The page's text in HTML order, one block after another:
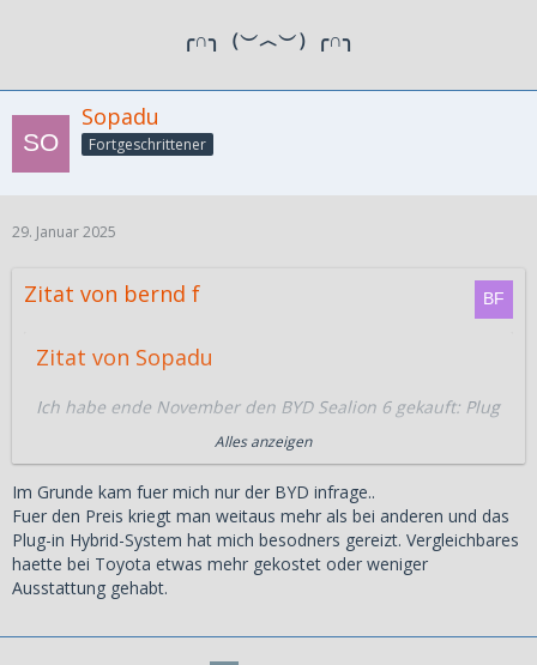
╭∩╮（︶︿︶）╭∩╮
Sopadu
Fortgeschrittener
29. Januar 2025
Zitat von bernd f
Zitat von Sopadu
Ich habe ende November den BYD Sealion 6 gekauft: Plug
in hybrid, dadurch coding exempted hier in
Bisher ein super Auto, was mich 1.5mio PHP gekostet hat.
mit den Wucher-Zinsen absurd finde. Ausserdem gab es
weder einen Rabatt noch sonstiges.
Kann das Auto sehr empfehlen, wie dino bereits schrieb:
das beste aus beiden Welten. In der Stadt sehr sparsam
Alles anzeigen
Im Grunde kam fuer mich nur der BYD infrage..
Fuer den Preis kriegt man weitaus mehr als bei anderen und das
Plug-in Hybrid-System hat mich besodners gereizt. Vergleichbares
haette bei Toyota etwas mehr gekostet oder weniger
Ausstattung gehabt.